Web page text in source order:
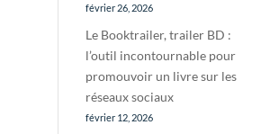
février 26, 2026
Le Booktrailer, trailer BD :
l’outil incontournable pour
promouvoir un livre sur les
réseaux sociaux
février 12, 2026